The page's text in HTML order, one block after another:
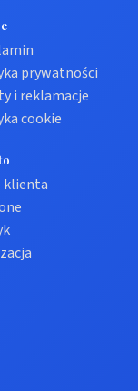
prywatności
i reklamacje
cookie
klienta